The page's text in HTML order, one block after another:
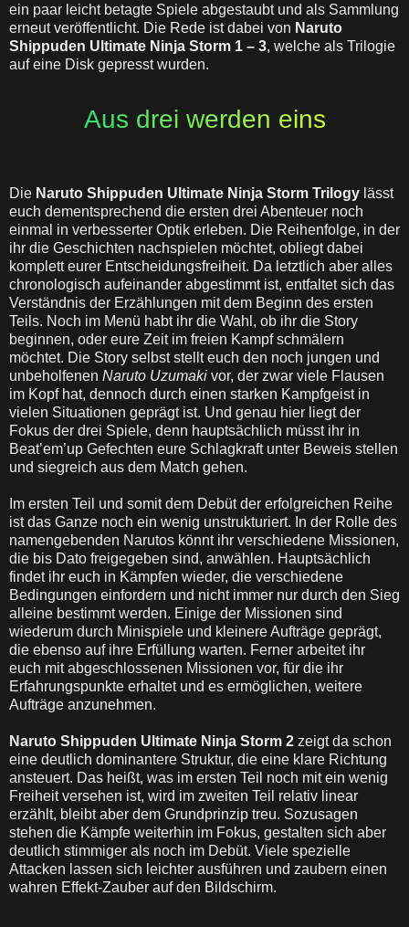
ein paar leicht betagte Spiele abgestaubt und als Sammlung
erneut veröffentlicht. Die Rede ist dabei von Naruto
Shippuden Ultimate Ninja Storm 1 – 3, welche als Trilogie
auf eine Disk gepresst wurden.
Aus drei werden eins
Die Naruto Shippuden Ultimate Ninja Storm Trilogy lässt
euch dementsprechend die ersten drei Abenteuer noch
einmal in verbesserter Optik erleben. Die Reihenfolge, in der
ihr die Geschichten nachspielen möchtet, obliegt dabei
komplett eurer Entscheidungsfreiheit. Da letztlich aber alles
chronologisch aufeinander abgestimmt ist, entfaltet sich das
Verständnis der Erzählungen mit dem Beginn des ersten
Teils. Noch im Menü habt ihr die Wahl, ob ihr die Story
beginnen, oder eure Zeit im freien Kampf schmälern
möchtet. Die Story selbst stellt euch den noch jungen und
unbeholfenen Naruto Uzumaki vor, der zwar viele Flausen
im Kopf hat, dennoch durch einen starken Kampfgeist in
vielen Situationen geprägt ist. Und genau hier liegt der
Fokus der drei Spiele, denn hauptsächlich müsst ihr in
Beat’em’up Gefechten eure Schlagkraft unter Beweis stellen
und siegreich aus dem Match gehen.
Im ersten Teil und somit dem Debüt der erfolgreichen Reihe
ist das Ganze noch ein wenig unstrukturiert. In der Rolle des
namengebenden Narutos könnt ihr verschiedene Missionen,
die bis Dato freigegeben sind, anwählen. Hauptsächlich
findet ihr euch in Kämpfen wieder, die verschiedene
Bedingungen einfordern und nicht immer nur durch den Sieg
alleine bestimmt werden. Einige der Missionen sind
wiederum durch Minispiele und kleinere Aufträge geprägt,
die ebenso auf ihre Erfüllung warten. Ferner arbeitet ihr
euch mit abgeschlossenen Missionen vor, für die ihr
Erfahrungspunkte erhaltet und es ermöglichen, weitere
Aufträge anzunehmen.
Naruto Shippuden Ultimate Ninja Storm 2 zeigt da schon
eine deutlich dominantere Struktur, die eine klare Richtung
ansteuert. Das heißt, was im ersten Teil noch mit ein wenig
Freiheit versehen ist, wird im zweiten Teil relativ linear
erzählt, bleibt aber dem Grundprinzip treu. Sozusagen
stehen die Kämpfe weiterhin im Fokus, gestalten sich aber
deutlich stimmiger als noch im Debüt. Viele spezielle
Attacken lassen sich leichter ausführen und zaubern einen
wahren Effekt-Zauber auf den Bildschirm.